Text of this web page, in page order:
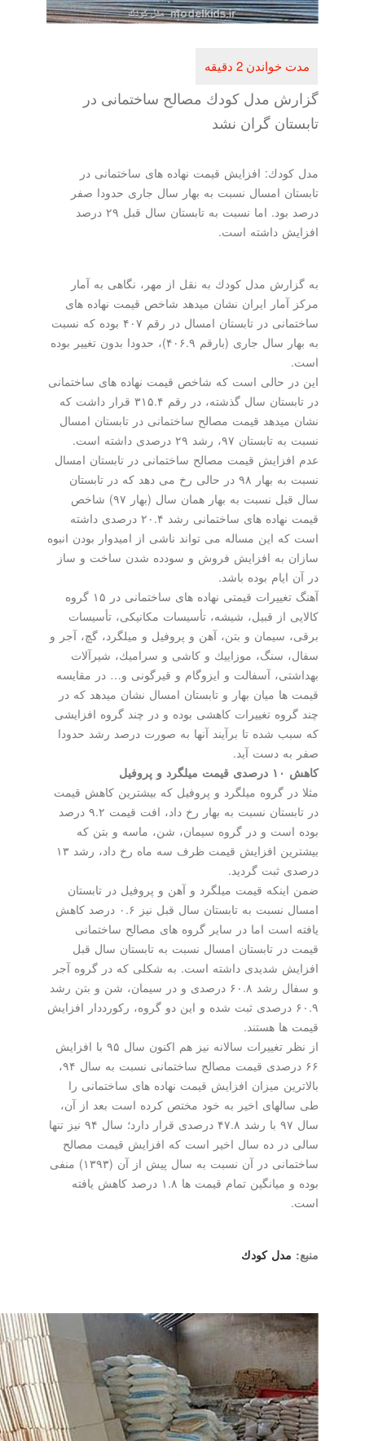
گزارش مدل كودك مصالح ساختمانی در
تابستان گران نشد
مدل كودك: افزایش قیمت نهاده های ساختمانی در
تابستان امسال نسبت به بهار سال جاری حدودا صفر
درصد بود. اما نسبت به تابستان سال قبل ۲۹ درصد
افزایش داشته است.
به گزارش مدل كودك به نقل از مهر، نگاهی به آمار
مركز آمار ایران نشان میدهد شاخص قیمت نهاده های
ساختمانی در تابستان امسال در رقم ۴۰۷ بوده كه نسبت
به بهار سال جاری (بارقم ۴۰۶.۹)، حدودا بدون تغییر بوده
این در حالی است كه شاخص قیمت نهاده های ساختمانی
در تابستان سال گذشته، در رقم ۳۱۵.۴ قرار داشت كه
نشان میدهد قیمت مصالح ساختمانی در تابستان امسال
نسبت به تابستان ۹۷، رشد ۲۹ درصدی داشته است.
عدم افزایش قیمت مصالح ساختمانی در تابستان امسال
نسبت به بهار ۹۸ در حالی رخ می دهد كه در تابستان
سال قبل نسبت به بهار همان سال (بهار ۹۷) شاخص
قیمت نهاده های ساختمانی رشد ۲۰.۴ درصدی داشته
است كه این مساله می تواند ناشی از امیدوار بودن انبوه
سازان به افزایش فروش و سودده شدن ساخت و ساز
در آن ایام بوده باشد.
آهنگ تغییرات قیمتی نهاده های ساختمانی در ۱۵ گروه
كالایی از قبیل، شیشه، تأسیسات مكانیكی، تأسیسات
برقی، سیمان و بتن، آهن و پروفیل و میلگرد، گچ، آجر و
سفال، سنگ، موزاییك و كاشی و سرامیك، شیرآلات
بهداشتی، آسفالت و ایزوگام و قیرگونی و… در مقایسه
قیمت ها میان بهار و تابستان امسال نشان میدهد كه در
چند گروه تغییرات كاهشی بوده و در چند گروه افزایشی
كه سبب شده تا برآیند آنها به صورت درصد رشد حدودا
صفر به دست آید.
مثلا در گروه میلگرد و پروفیل كه بیشترین كاهش قیمت
در تابستان نسبت به بهار رخ داد، افت قیمت ۹.۲ درصد
بوده است و در گروه سیمان، شن، ماسه و بتن كه
بیشترین افزایش قیمت ظرف سه ماه رخ داد، رشد ۱۳
درصدی ثبت گردید.
ضمن اینكه قیمت میلگرد و آهن و پروفیل در تابستان
امسال نسبت به تابستان سال قبل نیز ۰.۶ درصد كاهش
یافته است اما در سایر گروه های مصالح ساختمانی
قیمت در تابستان امسال نسبت به تابستان سال قبل
افزایش شدیدی داشته است. به شكلی كه در گروه آجر
و سفال رشد ۶۰.۸ درصدی و در سیمان، شن و بتن رشد
۶۰.۹ درصدی ثبت شده و این دو گروه، ركورددار افزایش
قیمت ها هستند.
از نظر تغییرات سالانه نیز هم اكنون سال ۹۵ با افزایش
۶۶ درصدی قیمت مصالح ساختمانی نسبت به سال ۹۴،
بالاترین میزان افزایش قیمت نهاده های ساختمانی را
طی سالهای اخیر به خود مختص كرده است بعد از آن،
سال ۹۷ با رشد ۴۷.۸ درصدی قرار دارد؛ سال ۹۴ نیز تنها
سالی در ده سال اخیر است كه افزایش قیمت مصالح
ساختمانی در آن نسبت به سال پیش از آن (۱۳۹۳) منفی
بوده و میانگین تمام قیمت ها ۱.۸ درصد كاهش یافته
مدل كودك